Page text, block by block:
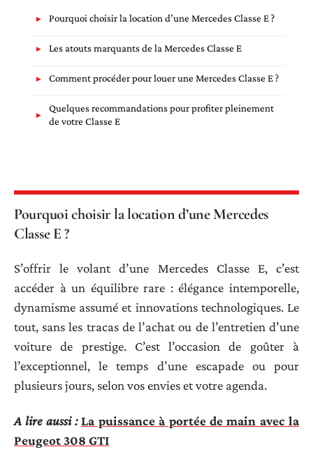
Pourquoi choisir la location d’une Mercedes Classe E ?
Les atouts marquants de la Mercedes Classe E
Comment procéder pour louer une Mercedes Classe E ?
Quelques recommandations pour profiter pleinement
de votre Classe E
Pourquoi choisir la location d’une Mercedes
Classe E ?
S’offrir le volant d’une Mercedes Classe E, c’est
accéder à un équilibre rare : élégance intemporelle,
dynamisme assumé et innovations technologiques. Le
tout, sans les tracas de l’achat ou de l’entretien d’une
voiture de prestige. C’est l’occasion de goûter à
l’exceptionnel, le temps d’une escapade ou pour
plusieurs jours, selon vos envies et votre agenda.
A lire aussi : La puissance à portée de main avec la
Peugeot 308 GTI